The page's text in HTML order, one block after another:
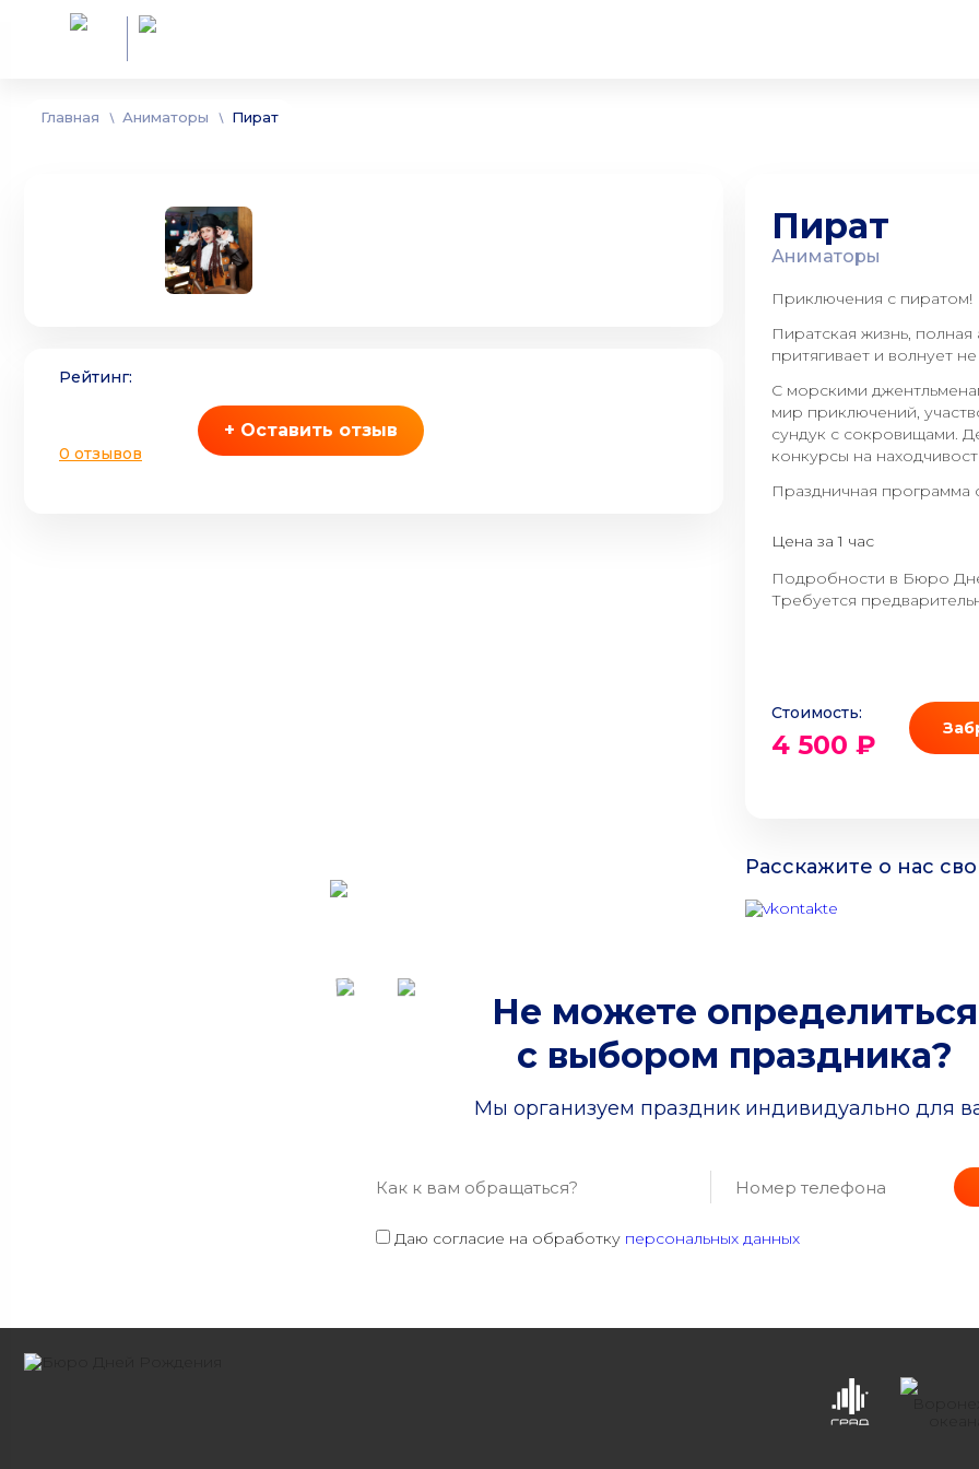
Главная Аниматоры Пират
Рейтинг:
0 отзывов
+ Оставить отзыв
Пират
Аниматоры
Приключения с пиратом!
Пиратская жизнь,
притягивает и волнует
С морскими
мир приключений,
сундук с сокровищами.
конкурсы на
Праздничная программа
Цена за 1 час
Подробности в Бюро
Требуется
Стоимость:
4 500 ₽
Расскажите о нас
Не можете определиться
с выбором праздника?
Мы организуем праздник индивидуально для
Даю согласие на обработку персональных данных